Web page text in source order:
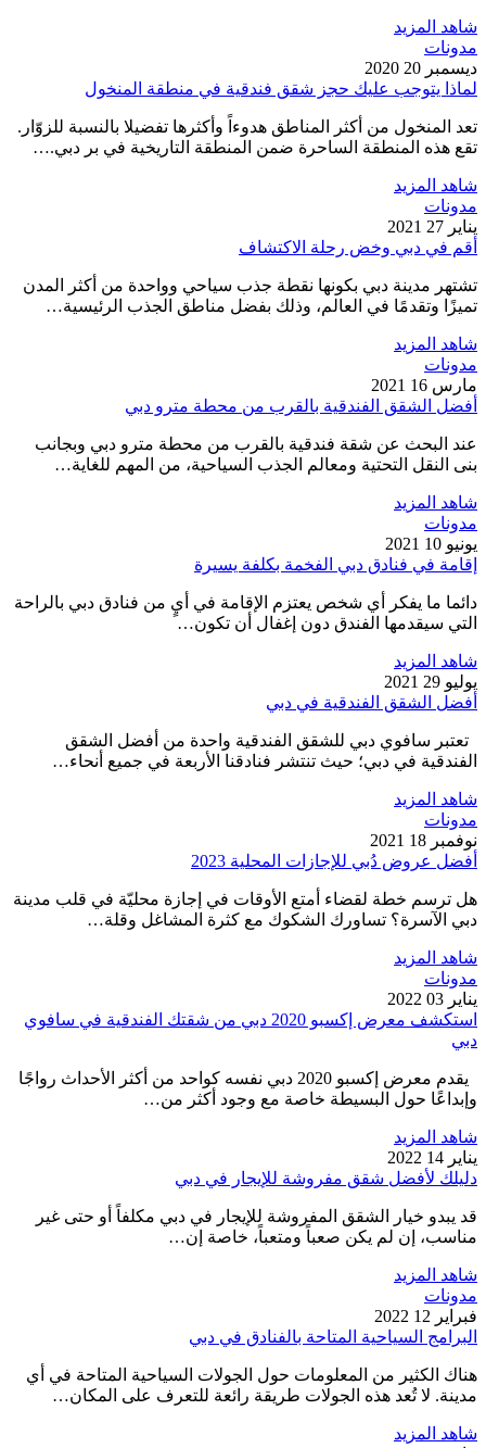
شاهد المزيد
مدونات
ديسمبر 20 2020
لماذا يتوجب عليك حجز شقق فندقية في منطقة المنخول
تعد المنخول من أكثر المناطق هدوءاً وأكثرها تفضيلا بالنسبة للزوّار.
تقع هذه المنطقة الساحرة ضمن المنطقة التاريخية في بر دبي.…
شاهد المزيد
مدونات
يناير 27 2021
أقم في دبي وخض رحلة الاكتشاف
تشتهر مدينة دبي بكونها نقطة جذب سياحي وواحدة من أكثر المدن
تميزًا وتقدمًا في العالم، وذلك بفضل مناطق الجذب الرئيسية…
شاهد المزيد
مدونات
مارس 16 2021
أفضل الشقق الفندقية بالقرب من محطة مترو دبي
عند البحث عن شقة فندقية بالقرب من محطة مترو دبي وبجانب
بنى النقل التحتية ومعالم الجذب السياحية، من المهم للغاية…
شاهد المزيد
مدونات
يونيو 10 2021
إقامة في فنادق دبي الفخمة بكلفة يسيرة
دائما ما يفكر أي شخص يعتزم الإقامة في أيٍ من فنادق دبي بالراحة
التي سيقدمها الفندق دون إغفال أن تكون…
شاهد المزيد
يوليو 29 2021
أفضل الشقق الفندقية في دبي
تعتبر سافوي دبي للشقق الفندقية واحدة من أفضل الشقق
الفندقية في دبي؛ حيث تنتشر فنادقنا الأربعة في جميع أنحاء…
شاهد المزيد
مدونات
نوفمبر 18 2021
أفضل عروض دُبي للإجازات المحلية 2023
هل ترسم خطة لقضاء أمتع الأوقات في إجازة محليّة في قلب مدينة
دبي الآسرة؟ تساورك الشكوك مع كثرة المشاغل وقلة…
شاهد المزيد
مدونات
يناير 03 2022
استكشف معرض إكسبو 2020 دبي من شقتك الفندقية في سافوي
دبي
يقدم معرض إكسبو 2020 دبي نفسه كواحد من أكثر الأحداث رواجًا
وإبداعًا حول البسيطة خاصة مع وجود أكثر من…
شاهد المزيد
يناير 14 2022
دليلك لأفضل شقق مفروشة للإيجار في دبي
قد يبدو خيار الشقق المفروشة للإيجار في دبي مكلفاً أو حتى غير
مناسب، إن لم يكن صعباً ومتعباً، خاصة إن…
شاهد المزيد
مدونات
فبراير 12 2022
البرامج السياحية المتاحة بالفنادق في دبي
هناك الكثير من المعلومات حول الجولات السياحية المتاحة في أي
مدينة. لا تُعد هذه الجولات طريقة رائعة للتعرف على المكان…
شاهد المزيد